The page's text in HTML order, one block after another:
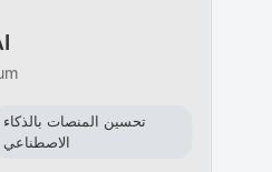
تحسين المنصات بالذكاء
الاصطناعي